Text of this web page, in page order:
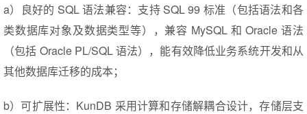
a）良好的 SQL 语法兼容：支持 SQL 99 标准（包括语法和各
类数据库对象及数据类型等），兼容 MySQL 和 Oracle 语法
（包括 Oracle PL/SQL 语法），能有效降低业务系统开发和从
其他数据库迁移的成本；
b）可扩展性：KunDB 采用计算和存储解耦合设计，存储层支